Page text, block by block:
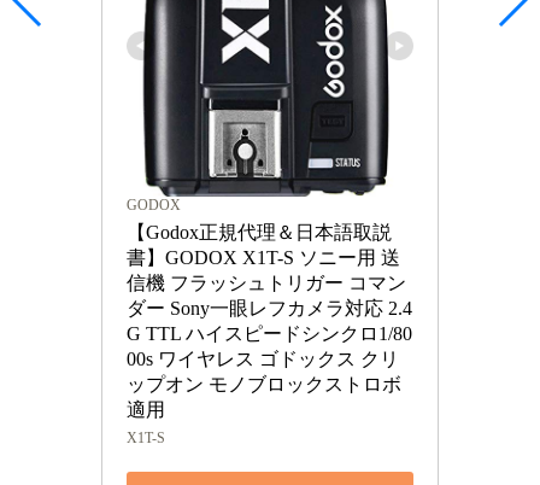
GODOX
【Godox正規代理＆日本語取説
書】GODOX X1T-S ソニー用 送
信機 フラッシュトリガー コマン
ダー Sony一眼レフカメラ対応 2.4
G TTL ハイスピードシンクロ1/80
00s ワイヤレス ゴドックス クリ
ップオン モノブロックストロボ
適用
X1T-S